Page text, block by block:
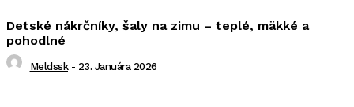
Detské nákrčníky, šaly na zimu – teplé, mäkké a
pohodlné
Meldssk - 23. Januára 2026